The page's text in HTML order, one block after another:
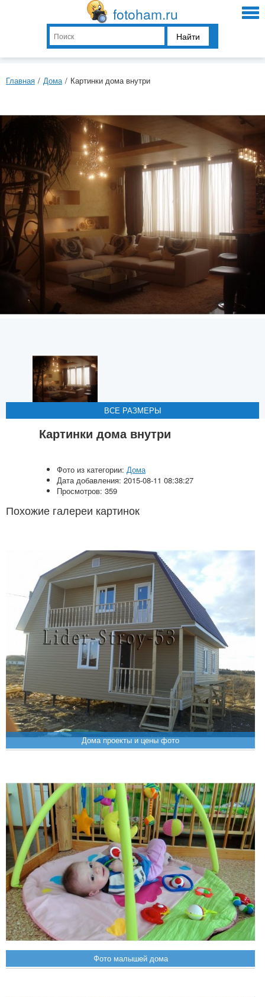
fotoham.ru
Найти
Главная / Дома / Картинки дома внутри
ВСЕ РАЗМЕРЫ
ВСЕ РАЗМЕРЫ
ВСЕ РАЗМЕРЫ
ВСЕ РАЗМЕРЫ
ВСЕ РАЗМЕРЫ
Картинки дома внутри
Фото из категории: Дома
Дата добавления: 2015-08-11 08:38:27
Просмотров: 359
Похожие галереи картинок
Дома проекты и цены фото
Фото малышей дома